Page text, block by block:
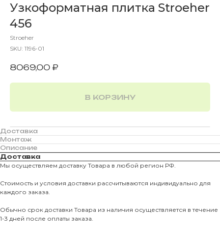
Узкоформатная плитка Stroeher
456
Stroeher
SKU: 1196-01
8069,00 ₽
В КОРЗИНУ
Доставка
Монтаж
Описание
Доставка
Мы осуществляем доставку Товара в любой регион РФ.
Стоимость и условия доставки рассчитываются индивидуально для
каждого заказа.
Обычно срок доставки Товара из наличия осуществляется в течение
1-3 дней после оплаты заказа.